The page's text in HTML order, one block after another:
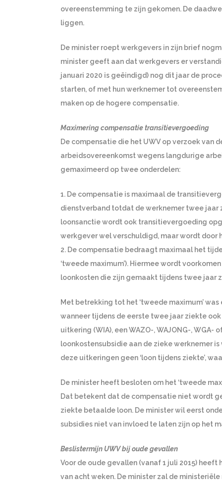
overeenstemming te zijn gekomen. De
liggen.
De minister roept werkgevers in zijn brief
minister geeft aan dat werkgevers er
januari 2020 is geëindigd) nog dit jaar de
starten, of met hun werknemer tot
maken op de hogere compensatie.
Maximering compensatie transitievergoeding
De compensatie die het UWV op verzoek van
arbeidsovereenkomst wegens langdurige
gemaximeerd op twee onderdelen:
1. De compensatie is maximaal de
dienstverband totdat de werknemer twee jaar
loonsanctie wordt ook transitievergoeding
werkgever wel verschuldigd, maar wordt door
2. De compensatie bedraagt maximaal het
‘tweede maximum’). Hiermee wordt
loonkosten die zijn gemaakt tijdens twee jaar
Met betrekking tot het ‘tweede maximum’
wanneer tijdens de eerste twee jaar ziekte
uitkering (WIA), een WAZO-, WAJONG-,
loonkostensubsidie aan de zieke werknemer
deze uitkeringen geen ‘loon tijdens ziekte’,
De minister heeft besloten om het ‘tweede
Dat betekent dat de compensatie niet wordt
ziekte betaalde loon. De minister wil eerst
subsidies niet van invloed te laten zijn op het
Beslistermijn UWV bij oude gevallen
Voor de oude gevallen (vanaf 1 juli 2015)
van acht weken. De minister zal de